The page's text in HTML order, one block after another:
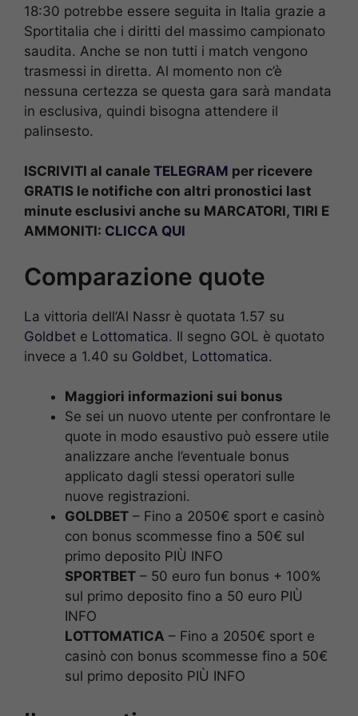
18:30 potrebbe essere seguita in Italia grazie a
Sportitalia che i diritti del massimo campionato
saudita. Anche se non tutti i match vengono
trasmessi in diretta. Al momento non c’è
nessuna certezza se questa gara sarà mandata
in esclusiva, quindi bisogna attendere il
palinsesto.
ISCRIVITI al canale TELEGRAM per ricevere
GRATIS le notifiche con altri pronostici last
minute esclusivi anche su MARCATORI, TIRI E
AMMONITI: CLICCA QUI
Comparazione quote
La vittoria dell’Al Nassr è quotata 1.57 su
Goldbet e Lottomatica. Il segno GOL è quotato
invece a 1.40 su Goldbet, Lottomatica.
Maggiori informazioni sui bonus
Se sei un nuovo utente per confrontare le
quote in modo esaustivo può essere utile
analizzare anche l’eventuale bonus
applicato dagli stessi operatori sulle
nuove registrazioni.
GOLDBET – Fino a 2050€ sport e casinò
con bonus scommesse fino a 50€ sul
primo deposito PIÙ INFO
SPORTBET – 50 euro fun bonus + 100%
sul primo deposito fino a 50 euro PIÙ
INFO
LOTTOMATICA – Fino a 2050€ sport e
casinò con bonus scommesse fino a 50€
sul primo deposito PIÙ INFO